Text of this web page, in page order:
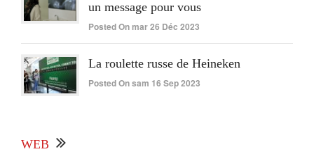
un message pour vous
Posted On mar 26 Déc 2023
La roulette russe de Heineken
Posted On sam 16 Sep 2023
WEB